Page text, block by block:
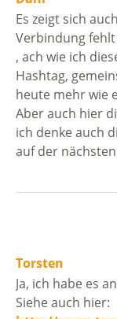
Es zeigt sich
Verbindung fehlt
, ach wie ich
Hashtag,
heute mehr wie
Aber auch hier
ich denke auch
auf der
Torsten
Ja, ich habe es
Siehe auch hier: